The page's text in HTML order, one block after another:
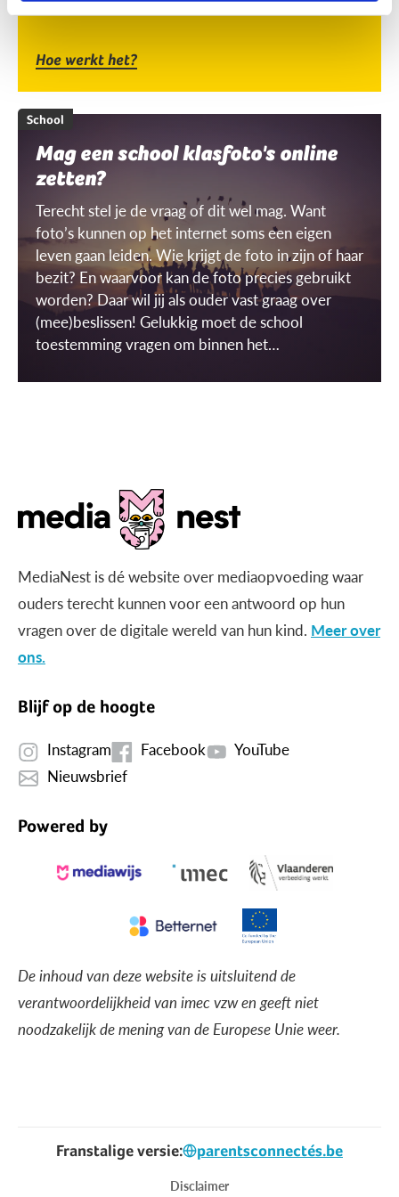
Hoe werkt het?
School
Mag een school klasfoto's online
zetten?
Terecht stel je de vraag of dit wel mag. Want
foto’s kunnen op het internet soms een eigen
leven gaan leiden. Wie krijgt de foto in zijn of haar
bezit? En waarvoor kan de foto precies gebruikt
worden? Daar wil jij als ouder vast graag over
(mee)beslissen! Gelukkig moet de school
toestemming vragen om binnen het
maken én gebruiken. Maar wat is dat dan, een
MediaNest is dé website over mediaopvoeding waar
ouders terecht kunnen voor een antwoord op hun
vragen over de digitale wereld van hun kind. Meer over
ons.
Blijf op de hoogte
Instagram Facebook
YouTube
Nieuwsbrief
Powered by
De inhoud van deze website is uitsluitend de
verantwoordelijkheid van imec vzw en geeft niet
noodzakelijk de mening van de Europese Unie weer.
Franstalige versie: parentsconnectés.be
Disclaimer